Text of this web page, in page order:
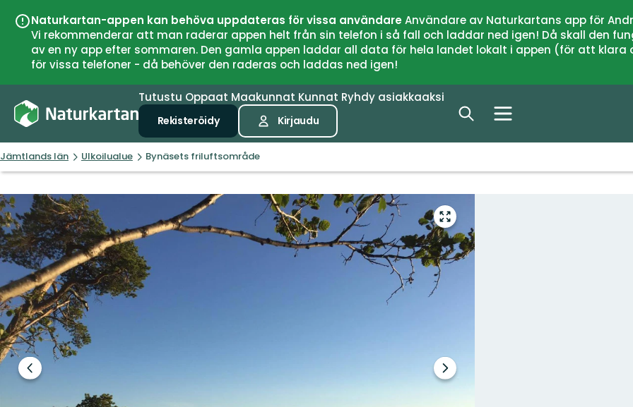
Naturkartan-appen kan behöva uppdateras för vissa användareAnvändare av Naturkartans app för
Vi rekommenderar att man raderar appen helt från sin telefon i så fall och laddar ned igen! Då skall den
av en ny app efter sommaren. Den gamla appen laddar all data för hela landet lokalt i appen (för att
för vissa telefoner - då behöver den raderas och laddas ned igen!
Tutustu Oppaat Maakunnat Kunnat Ryhdy asiakkaaksi
Rekisteröidy Kirjaudu
Jämtlands län Ulkoilualue Bynäsets friluftsområde
Siirry
koko
näytön
alueelle
Edellinen
dia
Seuraava
dia